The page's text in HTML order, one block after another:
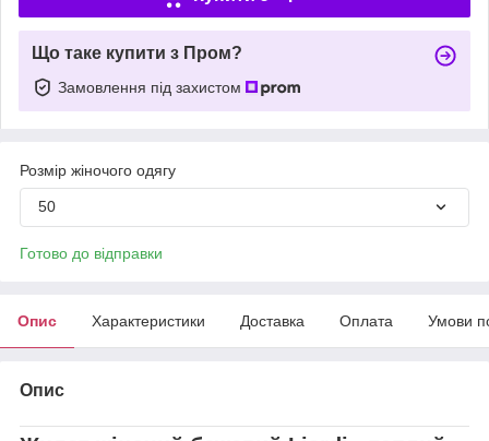
Що таке купити з Пром?
Замовлення під захистом
Розмір жіночого одягу
50
Готово до відправки
Опис Характеристики Доставка Оплата Умови
Опис